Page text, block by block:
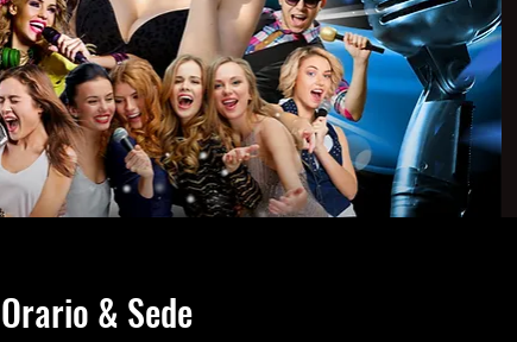
Orario & Sede